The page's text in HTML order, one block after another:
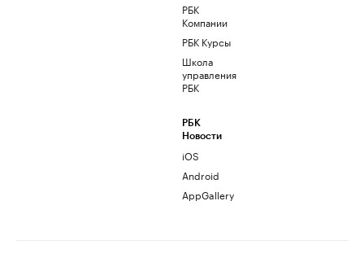
РБК
Компании
РБК Курсы
Школа
управления
РБК
РБК
Новости
iOS
Android
AppGallery